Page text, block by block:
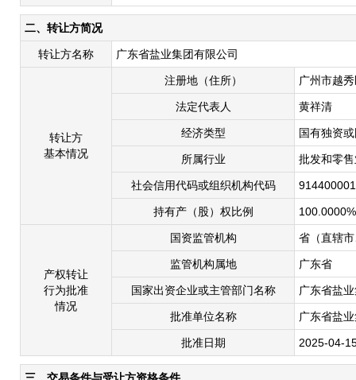
二、转让方简况
转让方名称 广东省盐业集团有限公司
转让方
基本情况
注册地（住所） 广州市越
法定代表人 黄祥清
经济类型 国有独资
所属行业 批发和零
社会信用代码或组织机构代码
持有产（股）权比例 100.0000%
产权转让
行为批准
情况
国资监管机构 省（直辖
监管机构属地 广东省
国家出资企业或主管部门名称 广东省盐
批准单位名称 广东省盐
批准日期 2025-04-